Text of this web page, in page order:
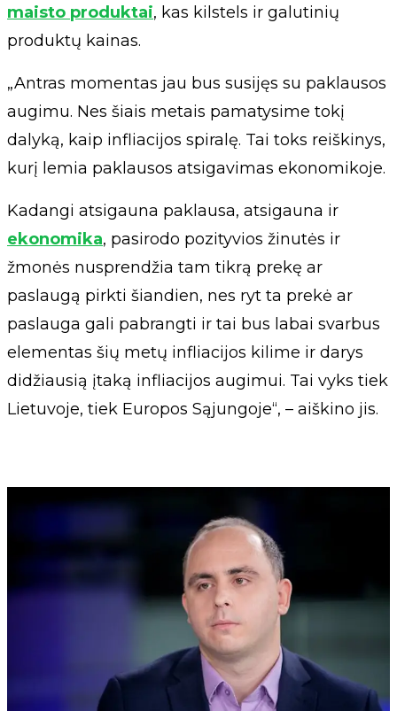
maisto produktai, kas kilstels ir galutinių
produktų kainas.
„Antras momentas jau bus susijęs su paklausos
augimu. Nes šiais metais pamatysime tokį
dalyką, kaip infliacijos spiralę. Tai toks reiškinys,
kurį lemia paklausos atsigavimas ekonomikoje.
Kadangi atsigauna paklausa, atsigauna ir
ekonomika, pasirodo pozityvios žinutės ir
žmonės nusprendžia tam tikrą prekę ar
paslaugą pirkti šiandien, nes ryt ta prekė ar
paslauga gali pabrangti ir tai bus labai svarbus
elementas šių metų infliacijos kilime ir darys
didžiausią įtaką infliacijos augimui. Tai vyks tiek
Lietuvoje, tiek Europos Sąjungoje“, – aiškino jis.